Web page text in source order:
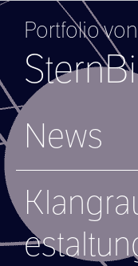
Portfolio
News